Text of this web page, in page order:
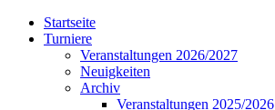
Startseite
Turniere
Veranstaltungen 2026/2027
Neuigkeiten
Archiv
Veranstaltungen 2025/2026